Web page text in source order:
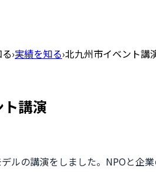
›実績を知る›北九州市イベント講
講演
ルの講演をしました。NPOと企